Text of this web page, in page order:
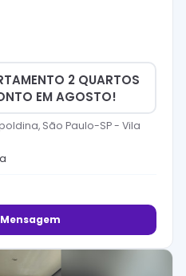
2 QUARTOS
EM AGOSTO!
São Paulo-SP- Vila